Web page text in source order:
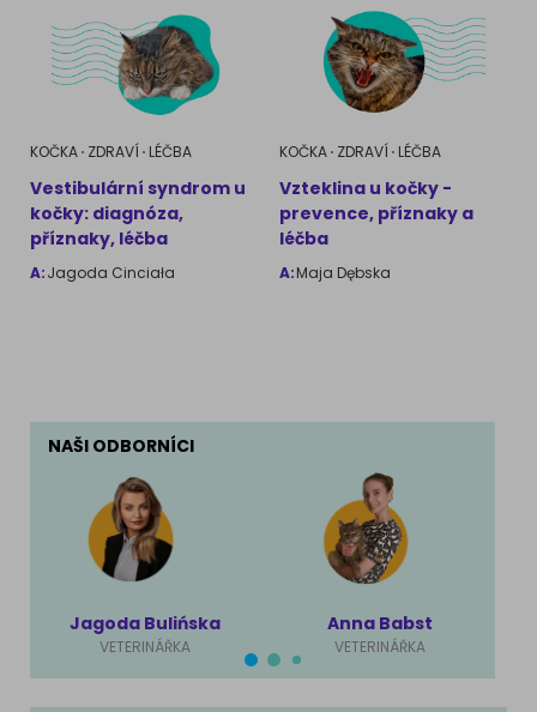
KOČKA ZDRAVÍ LÉČBA
Vestibulární syndrom u
kočky: diagnóza,
příznaky, léčba
A:Jagoda Cinciała
KOČKA ZDRAVÍ LÉČBA
Vzteklina u kočky -
prevence, příznaky a
léčba
A:Maja Dębska
NAŠI ODBORNÍCI
Jagoda Bulińska
VETERINÁŘKA
Anna Babst
VETERINÁŘKA